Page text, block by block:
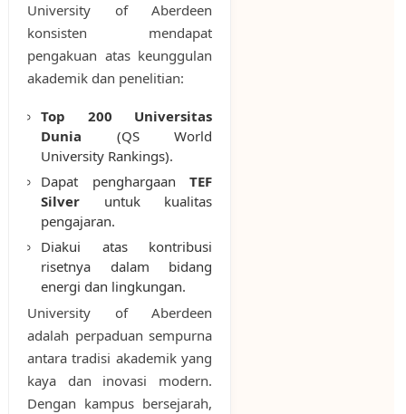
University of Aberdeen
konsisten mendapat
pengakuan atas keunggulan
akademik dan penelitian:
Top 200 Universitas
Dunia (QS World
University Rankings).
Dapat penghargaanTEF
Silveruntuk kualitas
pengajaran.
Diakui atas kontribusi
risetnya dalam bidang
energi dan lingkungan.
University of Aberdeen
adalah perpaduan sempurna
antara tradisi akademik yang
kaya dan inovasi modern.
Dengan kampus bersejarah,